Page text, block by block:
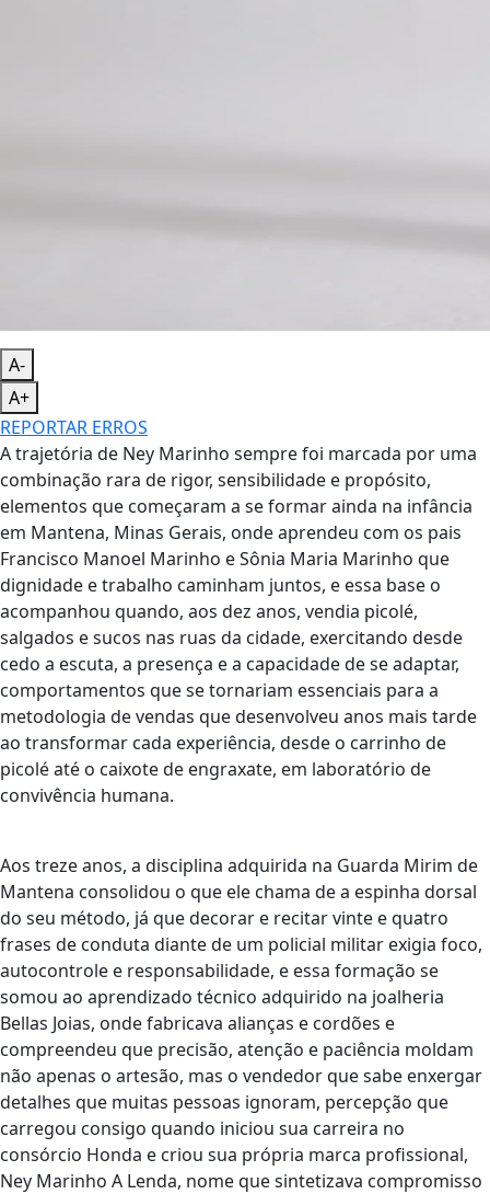
A-
A+
REPORTAR ERROS
A trajetória de Ney Marinho sempre foi marcada por uma
combinação rara de rigor, sensibilidade e propósito,
elementos que começaram a se formar ainda na infância
em Mantena, Minas Gerais, onde aprendeu com os pais
Francisco Manoel Marinho e Sônia Maria Marinho que
dignidade e trabalho caminham juntos, e essa base o
acompanhou quando, aos dez anos, vendia picolé,
salgados e sucos nas ruas da cidade, exercitando desde
cedo a escuta, a presença e a capacidade de se adaptar,
comportamentos que se tornariam essenciais para a
metodologia de vendas que desenvolveu anos mais tarde
ao transformar cada experiência, desde o carrinho de
picolé até o caixote de engraxate, em laboratório de
convivência humana.
Aos treze anos, a disciplina adquirida na Guarda Mirim de
Mantena consolidou o que ele chama de a espinha dorsal
do seu método, já que decorar e recitar vinte e quatro
frases de conduta diante de um policial militar exigia foco,
autocontrole e responsabilidade, e essa formação se
somou ao aprendizado técnico adquirido na joalheria
Bellas Joias, onde fabricava alianças e cordões e
compreendeu que precisão, atenção e paciência moldam
não apenas o artesão, mas o vendedor que sabe enxergar
detalhes que muitas pessoas ignoram, percepção que
carregou consigo quando iniciou sua carreira no
consórcio Honda e criou sua própria marca profissional,
Ney Marinho A Lenda, nome que sintetizava compromisso